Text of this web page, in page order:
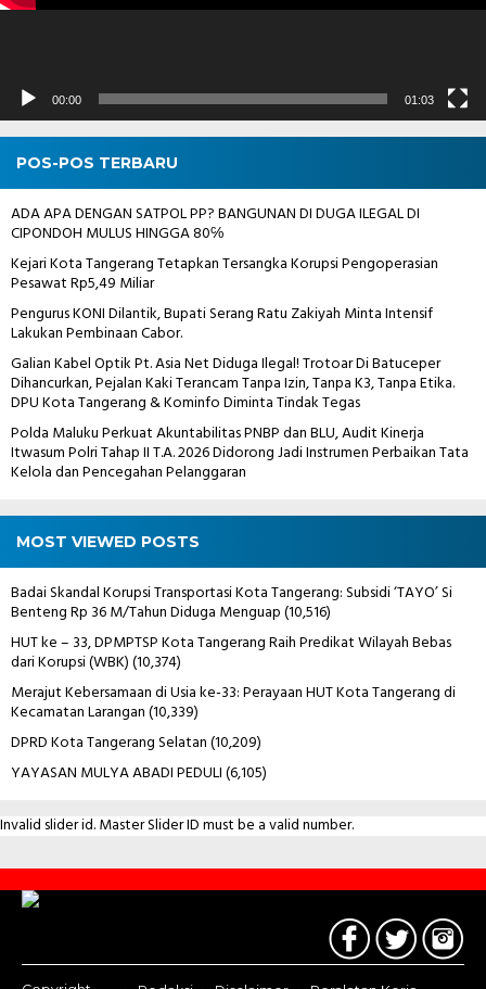
00:00 01:03
POS-POS TERBARU
ADA APA DENGAN SATPOL PP? BANGUNAN DI DUGA ILEGAL DI
CIPONDOH MULUS HINGGA 80℅
Kejari Kota Tangerang Tetapkan Tersangka Korupsi Pengoperasian
Pesawat Rp5,49 Miliar
Pengurus KONI Dilantik, Bupati Serang Ratu Zakiyah Minta Intensif
Lakukan Pembinaan Cabor.
Galian Kabel Optik Pt. Asia Net Diduga Ilegal! Trotoar Di Batuceper
Dihancurkan, Pejalan Kaki Terancam Tanpa Izin, Tanpa K3, Tanpa Etika.
DPU Kota Tangerang & Kominfo Diminta Tindak Tegas
Polda Maluku Perkuat Akuntabilitas PNBP dan BLU, Audit Kinerja
Itwasum Polri Tahap II T.A. 2026 Didorong Jadi Instrumen Perbaikan Tata
Kelola dan Pencegahan Pelanggaran
MOST VIEWED POSTS
Badai Skandal Korupsi Transportasi Kota Tangerang: Subsidi ‘TAYO’ Si
Benteng Rp 36 M/Tahun Diduga Menguap(10,516)
HUT ke – 33, DPMPTSP Kota Tangerang Raih Predikat Wilayah Bebas
dari Korupsi (WBK)(10,374)
Merajut Kebersamaan di Usia ke-33: Perayaan HUT Kota Tangerang di
Kecamatan Larangan(10,339)
DPRD Kota Tangerang Selatan(10,209)
YAYASAN MULYA ABADI PEDULI(6,105)
Invalid slider id. Master Slider ID must be a valid number.
Contact
Us